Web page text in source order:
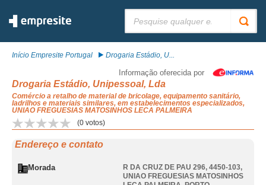
Início Empresite Portugal Drogaria Estádio, U...
Informação oferecida por
Drogaria Estádio, Unipessoal, Lda
Comércio a retalho de material de bricolage, equipamento sanitário,
ladrilhos e materiais similares, em estabelecimentos especializados,
UNIAO FREGUESIAS MATOSINHOS LECA PALMEIRA
(0 votos)
Endereço e contato
Morada R DA CRUZ DE PAU 296, 4450-103,
UNIAO FREGUESIAS MATOSINHOS